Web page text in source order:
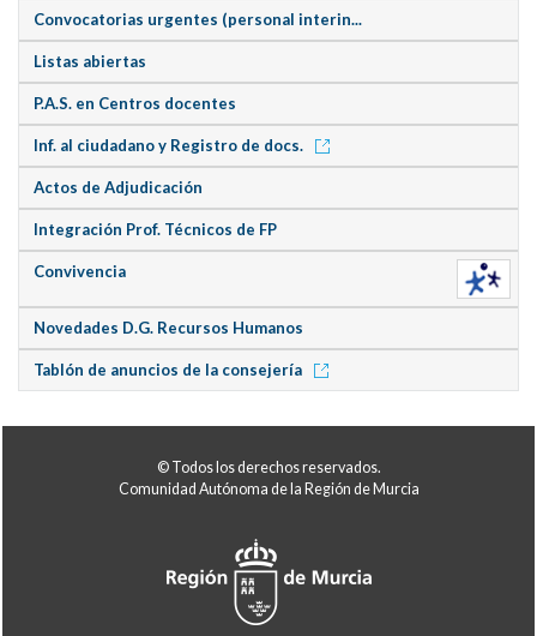
Convocatorias urgentes (personal interin...
Listas abiertas
P.A.S. en Centros docentes
Inf. al ciudadano y Registro de docs.
Actos de Adjudicación
Integración Prof. Técnicos de FP
Convivencia
Novedades D.G. Recursos Humanos
Tablón de anuncios de la consejería
© Todos los derechos reservados.
Comunidad Autónoma de la Región de Murcia